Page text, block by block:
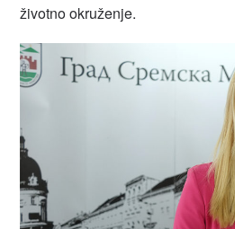
životno okruženje.